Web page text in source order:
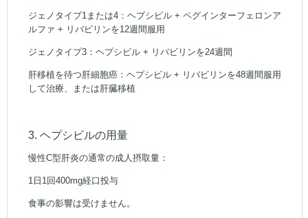
ジェノタイプ1または4：ヘプシビル + ペグインターフェロンア
ルファ + リバビリンを12週間服用
ジェノタイプ3：ヘプシビル + リバビリンを24週間
肝移植を待つ肝細胞癌：ヘプシビル + リバビリンを48週間服用
して治療、または肝臓移植
3. ヘプシビルの用量
慢性C型肝炎の通常の成人摂取量：
1日1回400mg経口投与
食事の影響は受けません。